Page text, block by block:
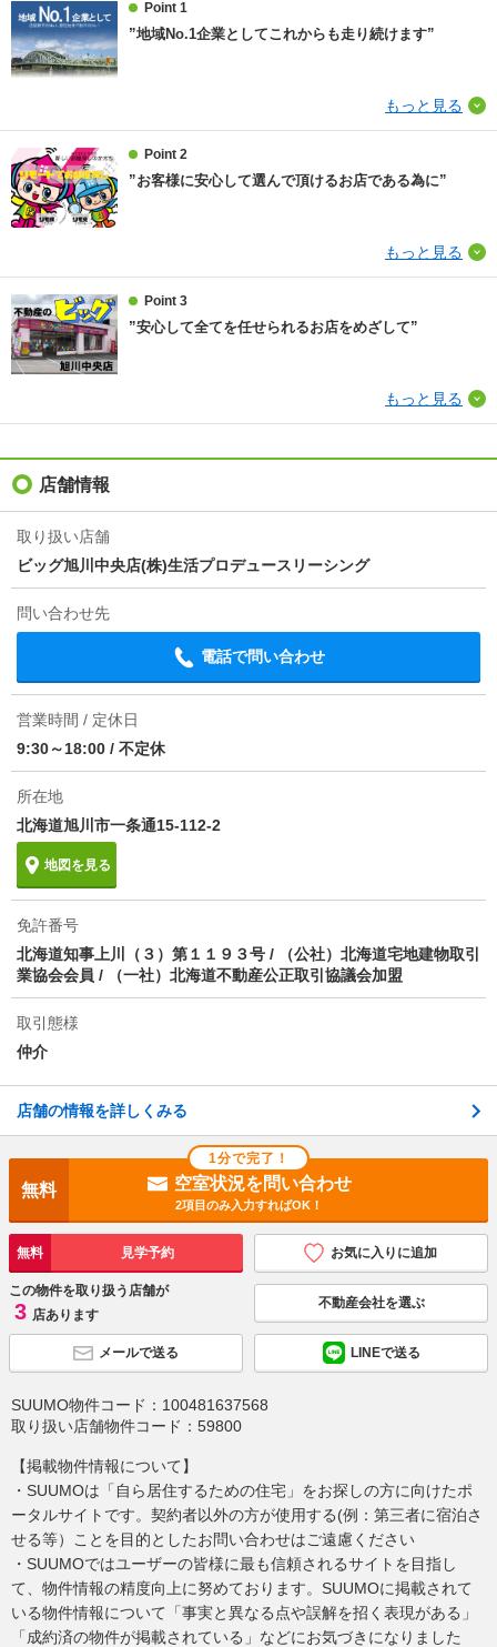
契約期間 普通借家 2年
50％～100％(敷金無料)
ほか初期費用
安心サービス２４ 1650円／月額 町内会費 200円
／月額 ストーブ分解清掃 22000円／退去時
仲介手数料 1.1ヶ月
情報更新日
Point 1
”地域No.1企業としてこれからも走り続けます”
もっと見る
Point 2
”お客様に安心して選んで頂けるお店である為に”
もっと見る
Point 3
”安心して全てを任せられるお店をめざして”
もっと見る
店舗情報
取り扱い店舗
ビッグ旭川中央店(株)生活プロデュースリーシング
問い合わせ先
電話で問い合わせ
営業時間 / 定休日
9:30～18:00 / 不定休
所在地
北海道旭川市一条通15-112-2
地図を見る
免許番号
北海道知事上川（３）第１１９３号 / （公社）北海道宅地建物取引
業協会会員 / （一社）北海道不動産公正取引協議会加盟
取引態様
仲介
店舗の情報を詳しくみる
1分で完了！
無料 空室状況を問い合わせ
2項目のみ入力すればOK！
無料 見学予約 お気に入りに追加
この物件を取り扱う店舗が
3 店あります
不動産会社を選ぶ
メールで送る LINEで送る
SUUMO物件コード： 100481637568
取り扱い店舗物件コード： 59800
【掲載物件情報について】
・SUUMOは「自ら居住するための住宅」をお探しの方に向けたポ
ータルサイトです。契約者以外の方が使用する(例：第三者に宿泊さ
せる等）ことを目的としたお問い合わせはご遠慮ください
・SUUMOではユーザーの皆様に最も信頼されるサイトを目指し
て、物件情報の精度向上に努めております。SUUMOに掲載されて
いる物件情報について「事実と異なる点や誤解を招く表現がある」
「成約済の物件が掲載されている」などにお気づきになりました